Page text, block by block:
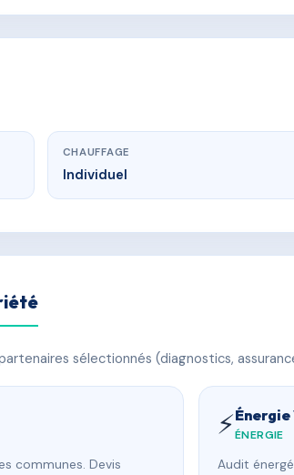
CHAUFFAGE
Individuel
sélectionnés (diagnostics,
communes. Devis
⚡ÉNERGIE
Audit